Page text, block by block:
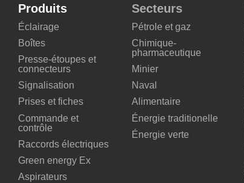
Produits
Éclairage
Boîtes
Presse-étoupes et
connecteurs
Signalisation
Prises et fiches
Commande et
contrôle
Raccords électriques
Green energy Ex
Aspirateurs
Secteurs
Pétrole et gaz
Chimique-
pharmaceutique
Minier
Naval
Alimentaire
Énergie traditionelle
Énergie verte